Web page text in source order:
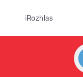
iRozhlas